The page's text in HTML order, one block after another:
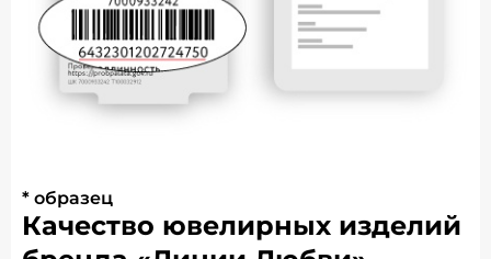
* образец
Качество ювелирных изделий